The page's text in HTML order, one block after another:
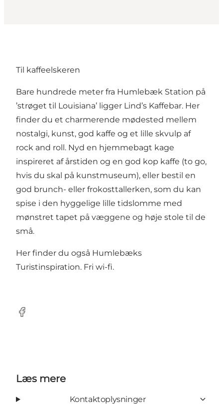
Til kaffeelskeren
Bare hundrede meter fra Humlebæk Station på
’strøget til Louisiana’ ligger Lind’s Kaffebar. Her
finder du et charmerende mødested mellem
nostalgi, kunst, god kaffe og et lille skvulp af
rock and roll. Nyd en hjemmebagt kage
inspireret af årstiden og en god kop kaffe (to go,
hvis du skal på kunstmuseum), eller bestil en
god brunch- eller frokosttallerken, som du kan
spise i den hyggelige lille tidslomme med
mønstret tapet på væggene og høje stole til de
små.
Her finder du også Humlebæks
Turistinspiration. Fri wi-fi.
Facebook
Læs mere
Kontaktoplysninger